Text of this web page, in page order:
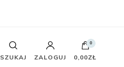
SZUKAJ ZALOGUJ
0
0,00ZŁ